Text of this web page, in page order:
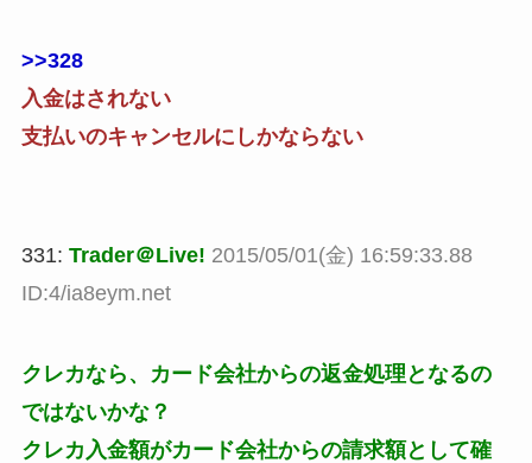
>>328
入金はされない
支払いのキャンセルにしかならない
331: Trader＠Live! 2015/05/01(金) 16:59:33.88
ID:4/ia8eym.net
クレカなら、カード会社からの返金処理となるの
ではないかな？
クレカ入金額がカード会社からの請求額として確